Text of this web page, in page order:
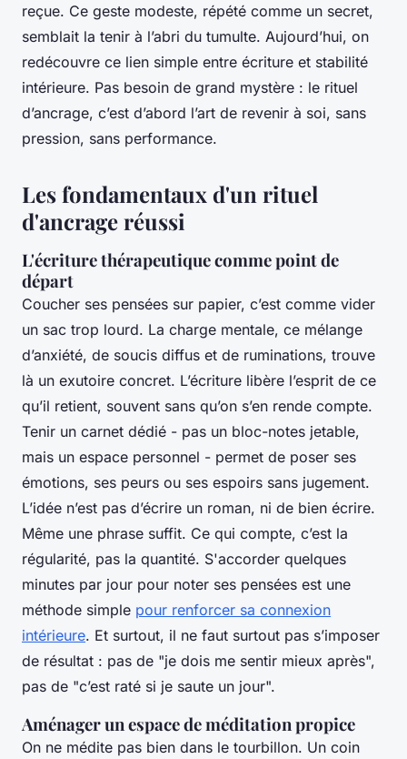
reçue. Ce geste modeste, répété comme un secret,
semblait la tenir à l’abri du tumulte. Aujourd’hui, on
redécouvre ce lien simple entre écriture et stabilité
intérieure. Pas besoin de grand mystère : le rituel
d’ancrage, c’est d’abord l’art de revenir à soi, sans
pression, sans performance.
Les fondamentaux d'un rituel
d'ancrage réussi
L'écriture thérapeutique comme point de
départ
Coucher ses pensées sur papier, c’est comme vider
un sac trop lourd. La charge mentale, ce mélange
d’anxiété, de soucis diffus et de ruminations, trouve
là un exutoire concret. L’écriture libère l’esprit de ce
qu’il retient, souvent sans qu’on s’en rende compte.
Tenir un carnet dédié - pas un bloc-notes jetable,
mais un espace personnel - permet de poser ses
émotions, ses peurs ou ses espoirs sans jugement.
L’idée n’est pas d’écrire un roman, ni de bien écrire.
Même une phrase suffit. Ce qui compte, c’est la
régularité, pas la quantité. S'accorder quelques
minutes par jour pour noter ses pensées est une
méthode simple pour renforcer sa connexion
intérieure. Et surtout, il ne faut surtout pas s’imposer
de résultat : pas de "je dois me sentir mieux après",
pas de "c’est raté si je saute un jour".
Aménager un espace de méditation propice
On ne médite pas bien dans le tourbillon. Un coin